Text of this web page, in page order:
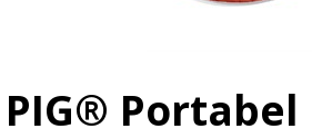
PIG® Portabel